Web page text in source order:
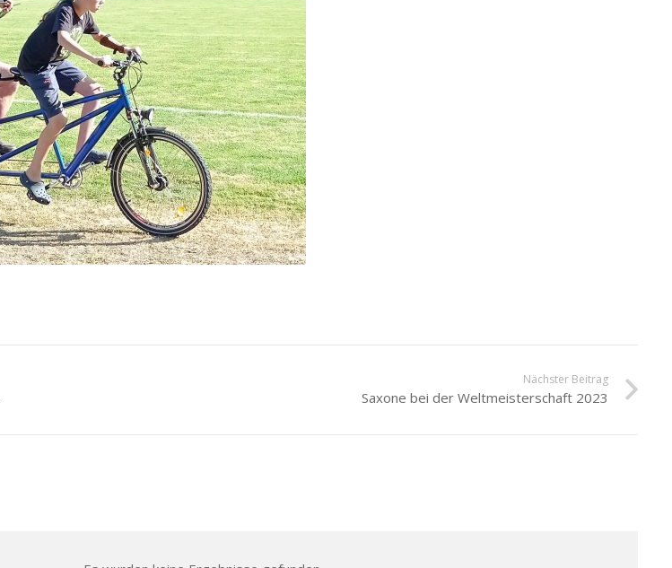
Nächster Beitrag
Saxone bei der Weltmeisterschaft 2023